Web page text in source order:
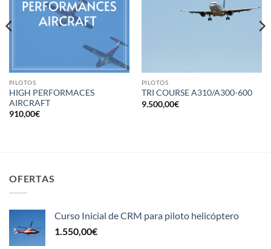
PILOTOS
HIGH PERFORMACES
AIRCRAFT
910,00€
PILOTOS
TRI COURSE A310/A300-600
9.500,00€
OFERTAS
Curso Inicial de CRM para piloto helicóptero
1.550,00€